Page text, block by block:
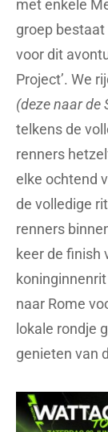
met enkele
groep
voor dit
Project’. We
(deze naar de
telkens de
renners
elke ochtend
de volledige
renners
keer de finish
naar Rome
lokale rondje
genieten van